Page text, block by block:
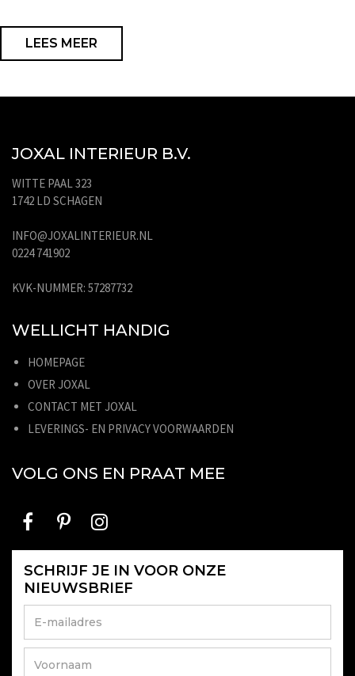
LEES MEER
JOXAL INTERIEUR B.V.
WITTE PAAL 323
1742 LD SCHAGEN
INFO@JOXALINTERIEUR.NL
0224 741902
KVK-NUMMER: 57287732
WELLICHT HANDIG
HOMEPAGE
OVER JOXAL
CONTACT MET JOXAL
LEVERINGS- EN PRIVACY VOORWAARDEN
VOLG ONS EN PRAAT MEE
SCHRIJF JE IN VOOR ONZE
NIEUWSBRIEF